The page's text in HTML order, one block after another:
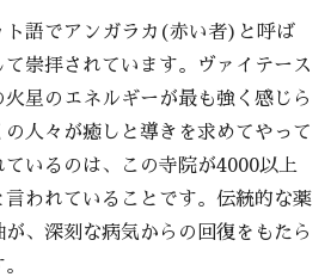
ト語でアンガラカ(赤い者)と呼ば
崇拝されています。ヴァイテース
星のエネルギーが最も強く感じら
人々が癒しと導きを求めてやって
いるのは、この寺院が4000以上
言われていることです。伝統的な薬
、深刻な病気からの回復をもたら